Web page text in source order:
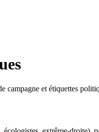
campagne et étiquettes